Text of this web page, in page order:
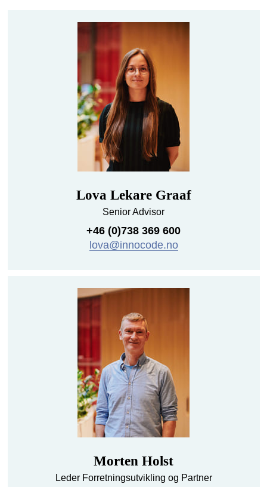
Lova Lekare Graaf
Senior Advisor
+46 (0)738 369 600
lova@innocode.no
Morten Holst
Leder Forretningsutvikling og Partner